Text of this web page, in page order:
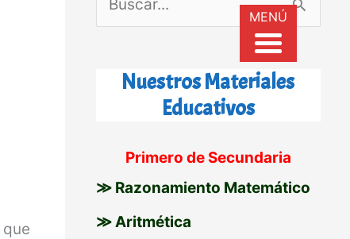
que
u
Nuestros Materiales
Educativos
Primero de Secundaria
≫ Razonamiento Matemático
≫ Aritmética
MENÚ